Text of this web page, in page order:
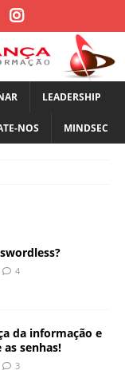
LEADERSHIP
NOS MINDSEC
4
da informação e
senhas!
3